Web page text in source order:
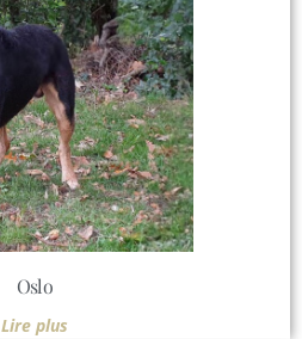
Oslo
Lire plus